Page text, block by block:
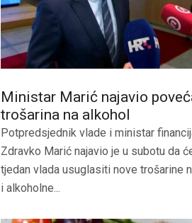
Ministar Marić najavio
trošarina na alkohol
Potpredsjednik vlade i ministar
Zdravko Marić najavio je u subotu da
tjedan vlada usuglasiti nove trošarine
i alkoholne...